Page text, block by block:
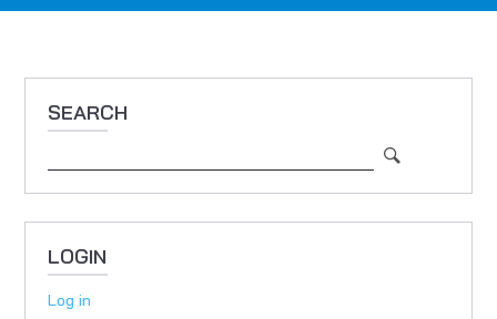
SEARCH
LOGIN
Log in